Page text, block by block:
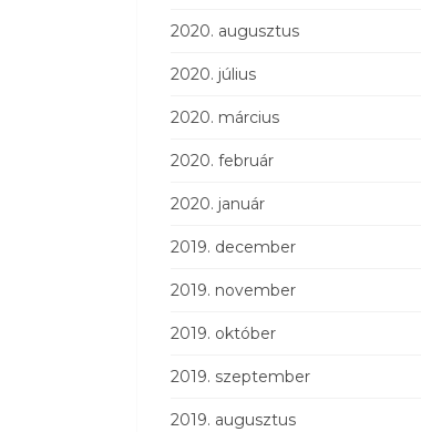
2020. augusztus
2020. július
2020. március
2020. február
2020. január
2019. december
2019. november
2019. október
2019. szeptember
2019. augusztus